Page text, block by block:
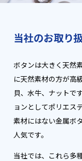
当社のお取り
ボタンは大きく天然
に天然素材の方が高
貝、水牛、ナットで
ョンとしてポリエス
素材にはない金属ボ
人気です。
当社では、これら多